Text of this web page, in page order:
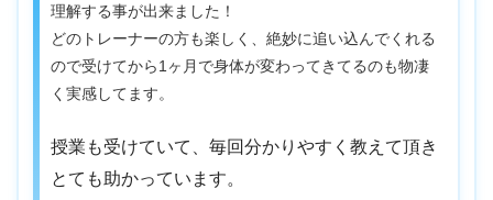
理解する事が出来ました！
どのトレーナーの方も楽しく、絶妙に追い込んでくれる
ので受けてから1ヶ月で身体が変わってきてるのも物凄
く実感してます。
授業も受けていて、毎回分かりやすく教えて頂き
とても助かっています。